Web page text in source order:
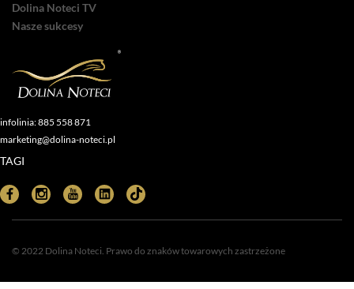
Dolina Noteci TV
Nasze sukcesy
infolinia: 885 558 871
marketing@dolina-noteci.pl
TAGI
© 2022 Dolina Noteci. Prawo do znaków towarowych zastrzeżone